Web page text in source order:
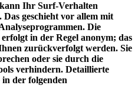
Ihr Surf-Verhalten
Das geschieht vor allem mit
Die
in der Regel anonym; das
zurückverfolgt werden. Sie
oder sie durch die
verhindern. Detaillierte
der folgenden